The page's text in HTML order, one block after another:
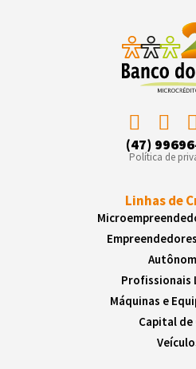
(47)
Política de
Linhas de
Profissionais
Máquinas e
Capital de